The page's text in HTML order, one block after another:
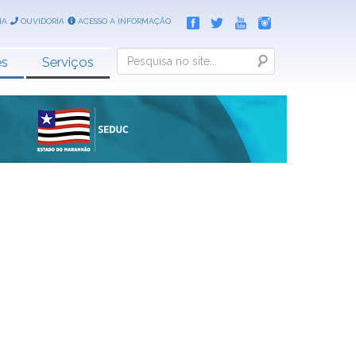
OUVIDORIA ACESSO A INFORMAÇÃO
Serviços Search